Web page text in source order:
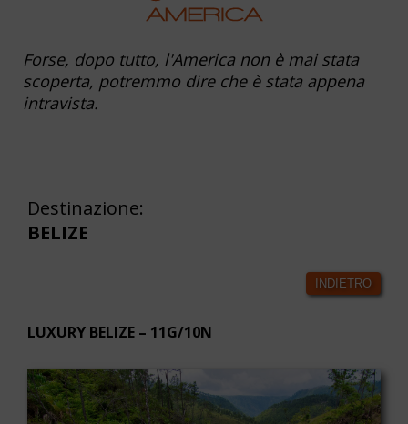
Forse, dopo tutto, l'America non è mai stata
scoperta, potremmo dire che è stata appena
intravista.
Destinazione:
BELIZE
INDIETRO
LUXURY BELIZE – 11G/10N